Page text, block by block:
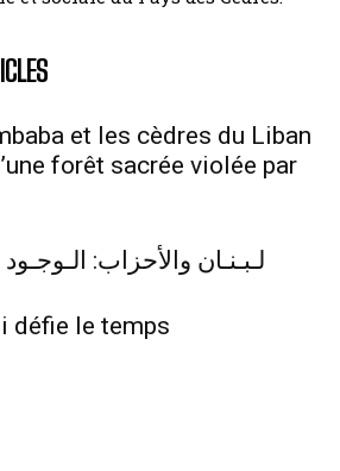
et les cèdres du Liban
forêt sacrée violée par
لـبـنـان والأحزاب:
défie le temps